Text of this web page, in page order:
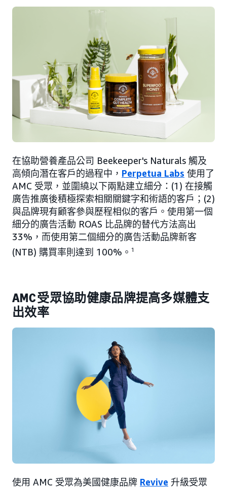
在協助營養產品公司 Beekeeper's Naturals 觸及
高傾向潛在客戶的過程中， Perpetua Labs 使用了
AMC 受眾，並圍繞以下兩點建立細分：(1) 在接觸
廣告推廣後積極探索相關關鍵字和術語的客戶；(2)
與品牌現有顧客參與歷程相似的客戶。使用第一個
細分的廣告活動 ROAS 比品牌的替代方法高出
33%，而使用第二個細分的廣告活動品牌新客
(NTB) 購買率則達到 100%。 1
AMC 受眾協助健康品牌提高多媒體支
出效率
使用 AMC 受眾為美國健康品牌 Revive 升級受眾